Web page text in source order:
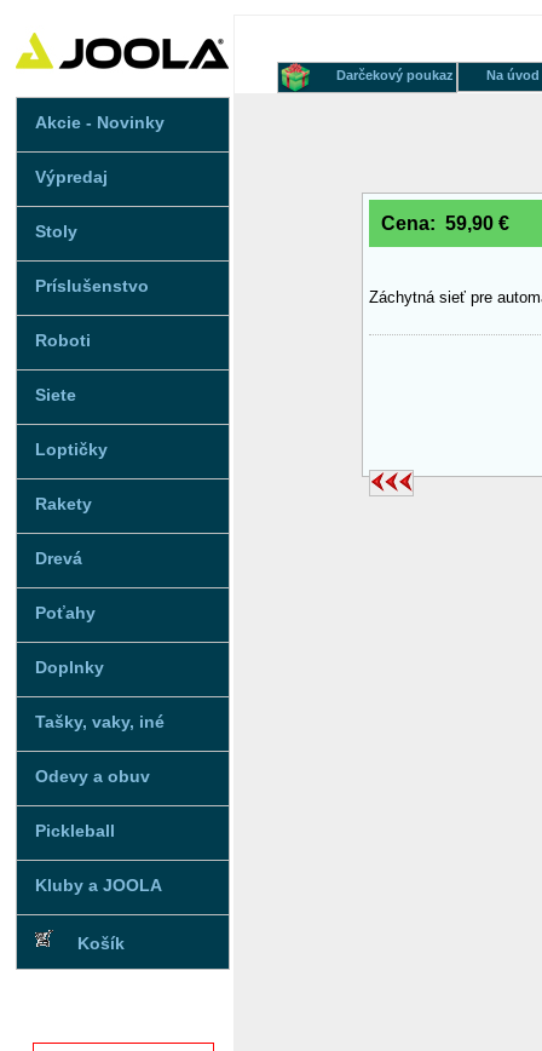
Akcie - Novinky
Výpredaj
Stoly
Príslušenstvo
Roboti
Siete
Loptičky
Rakety
Drevá
Poťahy
Doplnky
Tašky, vaky, iné
Odevy a obuv
Pickleball
Kluby a JOOLA
Košík
Na úvod
Darčekový poukaz
Cena: 59,90 €
Záchytná sieť pre